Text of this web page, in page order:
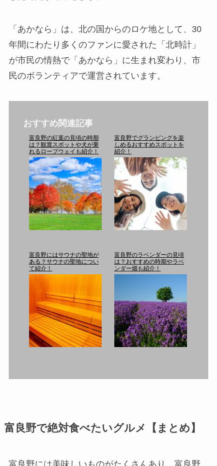
「あかなら」は、北の国からのロケ地として、30
年間にわたり多くのファンに愛された「北時計」
が市民の情熱で「あかなら」に生まれ変わり、市
民のボランティアで運営されています。
おすすめ関連記事
富良野の紅葉の見頃の時期
は？観賞スポットや犬が乗
れるロープウェイも紹介！
富良野でグランピングを楽
しめるおすすめスポットを
紹介！
富良野にはサウナの聖地が
ある？サウナの聖地につい
て紹介！
富良野のラベンダーの見頃
は？おすすめの時期やラベ
ンダー畑も紹介！
富良野で絶対食べたいグルメ【まとめ】
富良野には美味しいものがたくさんあり、富良野